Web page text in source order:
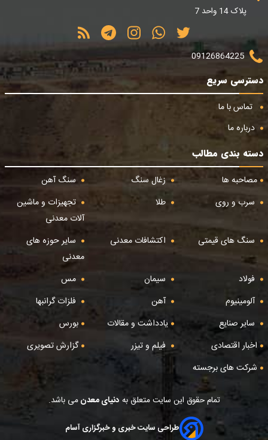
پلاک 14 واحد 7
09126864225
دسترسی سریع
تماس با ما
درباره ما
دسته بندی مطالب
مصاحبه ها
زغال سنگ
سنگ آهن
سرب و روی
طلا
تجهیزات و ماشین
آلات معدنی
سنگ های قیمتی
اکتشافات معدنی
سایر حوزه های
معدنی
فولاد
سیمان
مس
آلومینیوم
آهن
فلزات گرانبها
سایر صنایع
یادداشت و مقالات
بورس
اخبار اقتصادی
فیلم و تیزر
گزارش تصویری
شرکت های برجسته
تمام حقوق این سایت متعلق به دنیای معدنمی باشد.
طراحی سایت خبری و خبرگزاری آسام